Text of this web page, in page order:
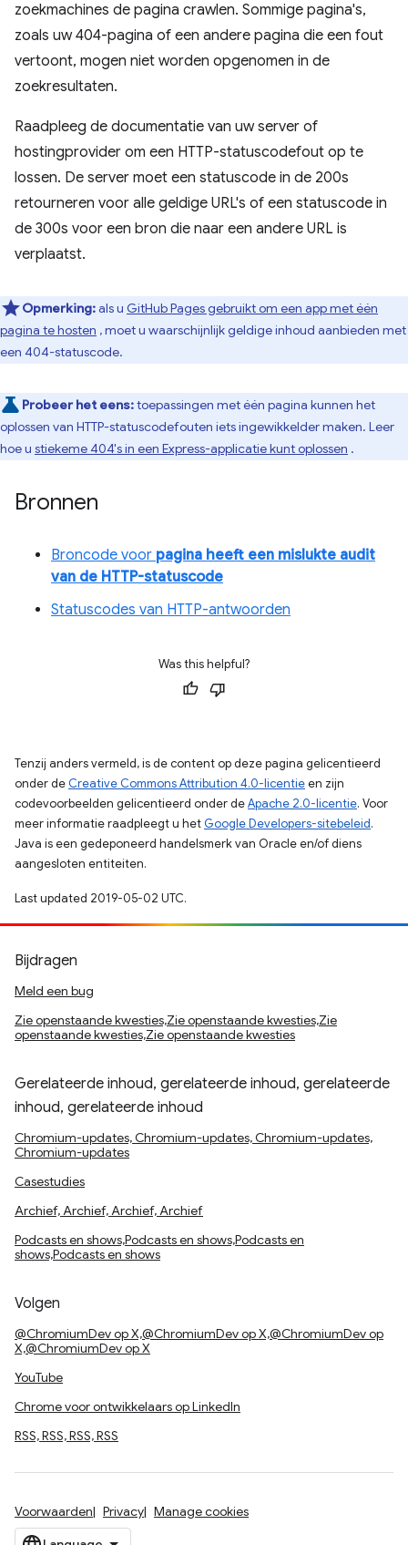
zoekmachines de pagina crawlen. Sommige pagina's,
zoals uw 404-pagina of een andere pagina die een fout
vertoont, mogen niet worden opgenomen in de
zoekresultaten.
Raadpleeg de documentatie van uw server of
hostingprovider om een ​​HTTP-statuscodefout op te
lossen. De server moet een statuscode in de 200s
retourneren voor alle geldige URL's of een statuscode in
de 300s voor een bron die naar een andere URL is
verplaatst.
Opmerking:als u GitHub Pages gebruikt om een ​​app met één
pagina te hosten , moet u waarschijnlijk geldige inhoud aanbieden met
een 404-statuscode.
Probeer het eens:toepassingen met één pagina kunnen het
oplossen van HTTP-statuscodefouten iets ingewikkelder maken. Leer
hoe u stiekeme 404's in een Express-applicatie kunt oplossen .
Bronnen
Broncode voor pagina heeft een mislukte audit
van de HTTP-statuscode
Statuscodes van HTTP-antwoorden
Was this helpful?
Tenzij anders vermeld, is de content op deze pagina gelicentieerd
onder de Creative Commons Attribution 4.0-licentieen zijn
codevoorbeelden gelicentieerd onder deApache 2.0-licentie. Voor
meer informatie raadpleegt u het Google Developers-sitebeleid.
Java is een gedeponeerd handelsmerk van Oracle en/of diens
aangesloten entiteiten.
Last updated 2019-05-02 UTC.
Bijdragen
Meld een bug
Zie openstaande kwesties,Zie openstaande kwesties,Zie
openstaande kwesties,Zie openstaande kwesties
Gerelateerde inhoud, gerelateerde inhoud, gerelateerde
inhoud, gerelateerde inhoud
Chromium-updates, Chromium-updates, Chromium-updates,
Chromium-updates
Casestudies
Archief, Archief, Archief, Archief
Podcasts en shows,Podcasts en shows,Podcasts en
shows,Podcasts en shows
Volgen
@ChromiumDev op X,@ChromiumDev op X,@ChromiumDev op
X,@ChromiumDev op X
YouTube
Chrome voor ontwikkelaars op LinkedIn
RSS, RSS, RSS, RSS
Voorwaarden Privacy Manage cookies